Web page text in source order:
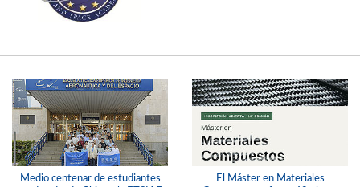
Medio centenar de estudiantes
El Máster en Materiales